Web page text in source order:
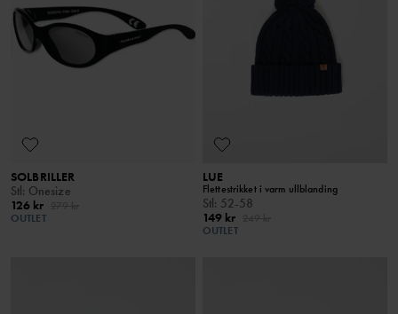
SOLBRILLER
Stl: Onesize
126 kr
OUTLET
LUE
Flettestrikket i varm ullblanding
Stl: 52-58
149 kr
OUTLET